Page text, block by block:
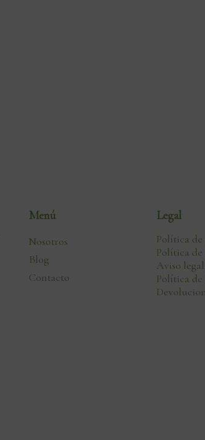
Menú
Nosotros
Blog
Contacto
Legal
Política
Política de
Aviso legal
Política de